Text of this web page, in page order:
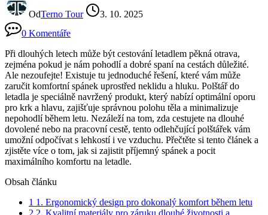
OdTerno Tour
3. 10. 2025
0 Komentáře
Při‍ dlouhých letech může‌ být​ cestování letadlem⁤ pěkná ‌otrava,‌
zejména pokud je nám pohodlí​ a‍ dobré spaní na cestách‌ důležité.
Ale nezoufejte!‍ Existuje ‍tu jednoduché řešení, které​ vám může
zaručit komfortní⁤ spánek uprostřed neklidu a‌ hluku. Polštář do
letadla ‌je speciálně navržený produkt, který nabízí optimální ⁢oporu
⁢pro ‌krk a hlavu, zajišťuje správnou polohu těla a minimalizuje
nepohodlí ‌během letu. Nezáleží na tom, zda cestujete‍ na dlouhé
dovolené nebo na pracovní cestě, ⁤tento odlehčující ‍polštářek vám
umožní odpočívat ‌s ​lehkostí i ve vzduchu. Přečtěte si‍ tento článek a
zjistěte více o tom, jak ‌si zajistit příjemný spánek a pocit
maximálního ⁤komfortu na letadle.
Obsah článku
1 1. Ergonomický design pro dokonalý komfort během letu
2 2. Kvalitní materiály‌ pro záruku dlouhé ‌životnosti⁣ a